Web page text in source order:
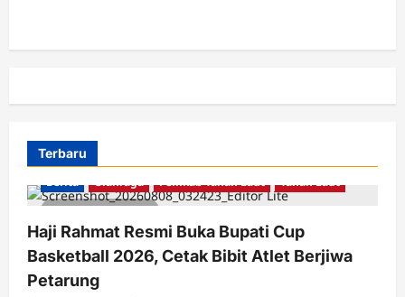
Terbaru
2 minutes read
Berita Olahraga Pemkab Tanah Laut Tanah Laut
Haji Rahmat Resmi Buka Bupati Cup
Basketball 2026, Cetak Bibit Atlet Berjiwa
Petarung